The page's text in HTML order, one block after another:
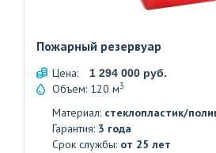
Пожарный резервуар
Цена: 1 294 000 руб.
Объем: 120 м3
Материал: стеклопластик/
Гарантия: 3 года
Срок службы: от 25 лет